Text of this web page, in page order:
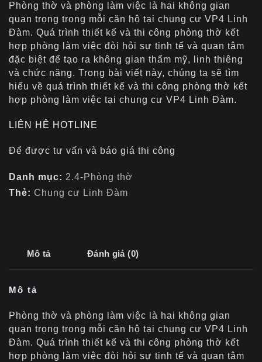
Phòng thờ và phòng làm việc là hai không gian
quan trọng trong mỗi căn hộ tại chung cư VP4 Linh
Đàm. Quá trình thiết kế và thi công phòng thờ kết
hợp phòng làm việc đòi hỏi sự tinh tế và quan tâm
đặc biệt để tạo ra không gian thẩm mỹ, linh thiêng
và chức năng. Trong bài viết này, chúng ta sẽ tìm
hiểu về quá trình thiết kế và thi công phòng thờ kết
hợp phòng làm việc tại chung cư VP4 Linh Đàm.
LIÊN HỆ HOTLINE
Để được tư vấn và báo giá thi công
Danh mục: 2.4-Phòng thờ
Thẻ: Chung cư Linh Đàm
Mô tả Đánh giá (0)
Mô tả
Phòng thờ và phòng làm việc là hai không gian
quan trọng trong mỗi căn hộ tại chung cư VP4 Linh
Đàm. Quá trình thiết kế và thi công phòng thờ kết
hợp phòng làm việc đòi hỏi sự tinh tế và quan tâm